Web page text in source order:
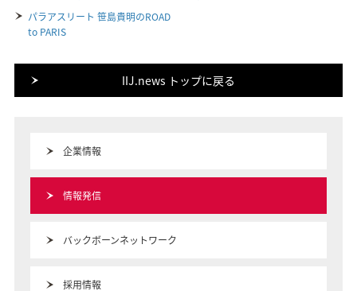
パラアスリート 笹島貴明のROAD
to PARIS
IIJ.news トップに戻る
企業情報
情報発信
バックボーンネットワーク
採用情報